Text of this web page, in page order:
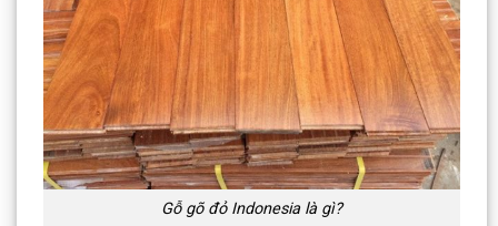
Gỗ gõ đỏ Indonesia là gì?